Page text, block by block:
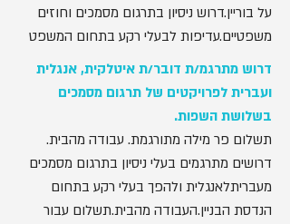
על בוריין.דרוש ניסיון בתרגום מסמכים וחוזים
משפטיים.עדיפות לבעלי רקע בתחום המשפט
דרוש מתרגמ/ת דובר/ת איטלקית, אנגלית
ועברית לפרויקטים של תרגום מסמכים
בשלושת השפות.
תשלום פר מילה מתורגמת. עבודה מהבית.
דרושים מתרגמים בעלי ניסיון בתרגום מסמכים
מעבריתלאנגלית ולהפך בעלי רקע בתחום
הנדסת הבניין.העבודה מהבית.תשלום עבור